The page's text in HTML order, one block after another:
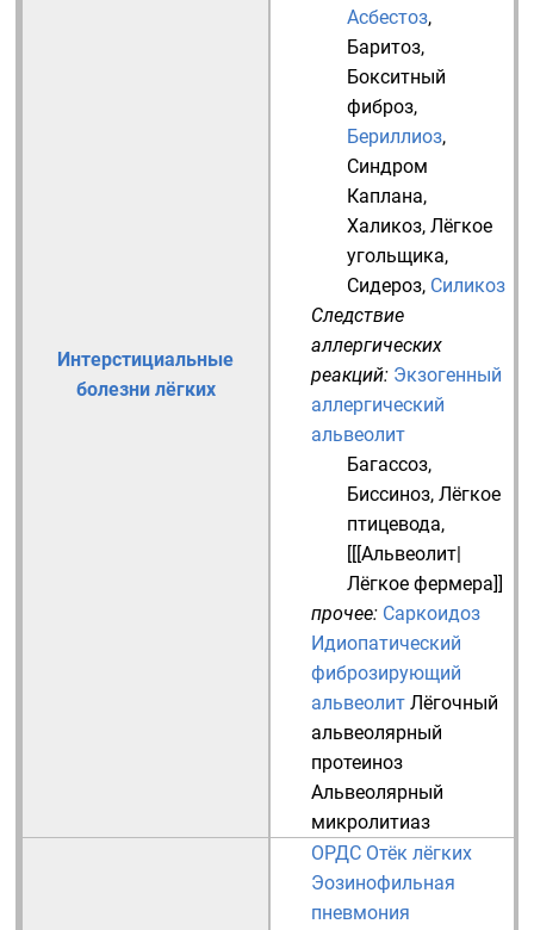
Интерстициальные
болезни лёгких
Асбестоз,
Баритоз,
Бокситный
фиброз,
Бериллиоз,
Синдром
Каплана,
Халикоз, Лёгкое
угольщика,
Сидероз, Силикоз
Следствие
аллергических
реакций: Экзогенный
аллергический
альвеолит
Багассоз,
Биссиноз, Лёгкое
птицевода,
[[[Альвеолит|
Лёгкое фермера]]
прочее: Саркоидоз
Идиопатический
фиброзирующий
альвеолит Лёгочный
альвеолярный
протеиноз
Альвеолярный
микролитиаз
ОРДС Отёк лёгких
Эозинофильная
пневмония